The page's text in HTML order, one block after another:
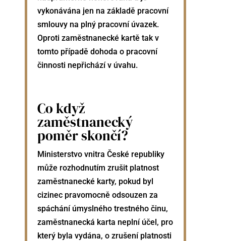
vykonávána jen na základě pracovní
smlouvy na plný pracovní úvazek.
Oproti zaměstnanecké kartě tak v
tomto případě dohoda o pracovní
činnosti nepřichází v úvahu.
Co když
zaměstnanecký
poměr skončí?
Ministerstvo vnitra České republiky
může rozhodnutím zrušit platnost
zaměstnanecké karty, pokud byl
cizinec pravomocně odsouzen za
spáchání úmyslného trestného činu,
zaměstnanecká karta neplní účel, pro
který byla vydána, o zrušení platnosti